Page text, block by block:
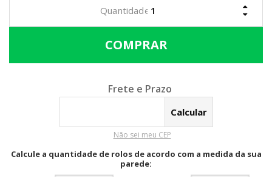
Calcular o Frete
Não sei meu CEP
Calcule a quantidade de rolos de acordo com a medida da sua
parede: